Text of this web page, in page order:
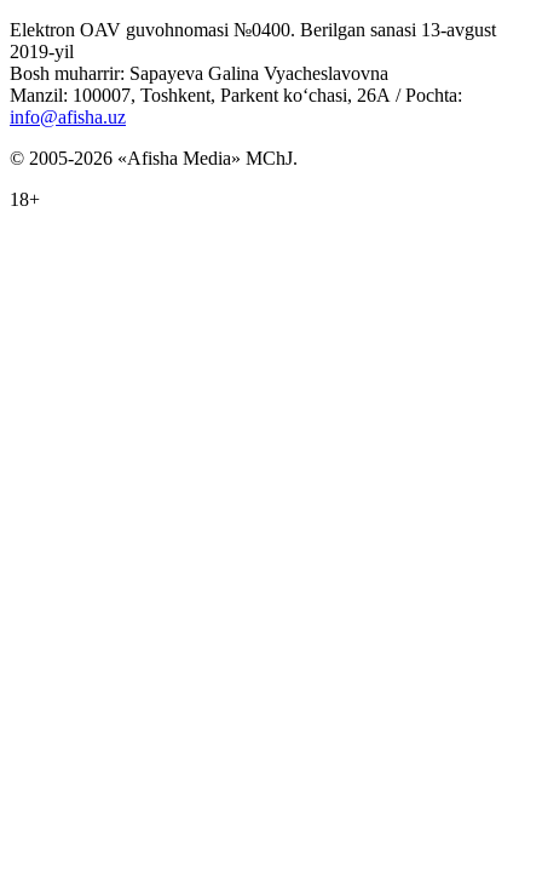
Elektron OAV guvohnomasi №0400. Berilgan sanasi 13-avgust
2019-yil
Bosh muharrir: Sapayeva Galina Vyacheslavovna
Manzil: 100007, Toshkent, Parkent ko‘chasi, 26А / Pochta:
info@afisha.uz
© 2005-2026 «Afisha Media» MChJ.
18+